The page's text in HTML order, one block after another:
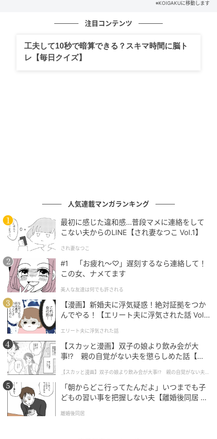
笑顔を絶やさない女性は、相手に安心感を与え居心地
合コンや婚活の場に出向けば、最初こそ美人に注目が
合えるかもしれない」と思わせる親しみやすさを持っ
ています。
遊び目的の男性は断る強さも持っているため、都合の
いい女扱いされることもなく彼氏が絶えません。
素直に気持ちを表現できる
恋愛だけでなく人間関係すべてにおいて、素直な気持
ちを表現できる人は好印象を持たれやすいです。
ガチでモテる女は、嬉しさや楽しさを態度や表情でし
っかりと表します。
ちょっとしたサプライズでも喜んでくれるため、男性
にもっと何かしてあげたいと思わせるのです。
また、何か問題が起これば素直に「ごめん」と「あり
※KOIGAKUに移動します
注目コンテンツ
工夫して10秒で暗算できる？スキマ時間に脳ト
レ【毎日クイズ】
人気連載マンガランキング
最初に感じた違和感…普段マメに連絡をして
こない夫からのLINE【され妻なつこ Vol.1】
され妻なつこ
#1 「お疲れ〜♡」遅刻するなら連絡して！
この女、ナメてます
美人な友達は何でも許される
【漫画】新婚夫に浮気疑惑！絶対証拠をつか
んでやる！【エリート夫に浮気された話 Vol.
エリート夫に浮気された話
【スカッと漫画】双子の娘より飲み会が大
事!? 親の自覚がない夫を懲らしめた話【第1
【スカッと漫画】双子の娘より飲み会が大事!? 親の自覚がない夫を
懲らしめた話
「朝からどこ行ってたんだよ」いつまでも子
どもの習い事を把握しない夫【離婚後同居 Vo
離婚後同居